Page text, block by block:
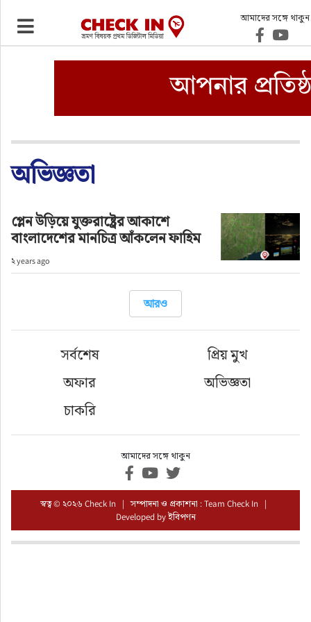
আমাদের সঙ্গে থাকুন
ভ্রমণ
ওটিএ
বিদেশযাত্রা
হজ-ওমরাহ
আরও
অভিজ্ঞতা
প্লেন উড়িয়ে যুক্তরাষ্ট্রের আকাশে
বাংলাদেশের মানচিত্র আঁকলেন ফাহিম
২ years ago
আরও
সর্বশেষ
প্রিয় মুখ
অফার
অভিজ্ঞতা
চাকরি
আমাদের সঙ্গে থাকুন
স্বত্ব © ২০২৬ Check In | সম্পাদনা ও প্রকাশনা : Team Check In |
Developed byইবিপণন